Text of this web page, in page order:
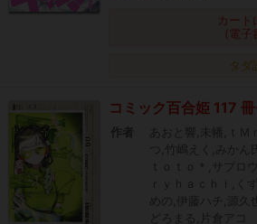
カート
(電子
タダ
コミック百合姫 117
作者
あおと響,未幡,ｔＭ
つ,竹嶋えく,みか
ｔｏｔｏ＊,サブロ
ｒｙｈａｃｈｉ,く
めの,伊藤ハチ,源久
どろまる,片倉アコ